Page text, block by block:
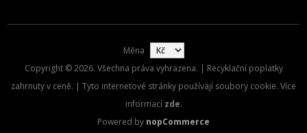
Měna
Copyright © 2026. Všechna práva vyhrazena. | Recyklační poplatky
zahrnuty v ceně. | Tyto internetové stránky používají soubory cookie. Více
informací zde.
Powered by nopCommerce